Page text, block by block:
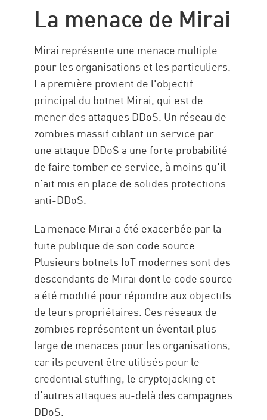
La menace de Mirai
Mirai représente une menace multiple
pour les organisations et les particuliers.
La première provient de l'objectif
principal du botnet Mirai, qui est de
mener des attaques DDoS. Un réseau de
zombies massif ciblant un service par
une attaque DDoS a une forte probabilité
de faire tomber ce service, à moins qu'il
n'ait mis en place de solides protections
anti-DDoS.
La menace Mirai a été exacerbée par la
fuite publique de son code source.
Plusieurs botnets IoT modernes sont des
descendants de Mirai dont le code source
a été modifié pour répondre aux objectifs
de leurs propriétaires. Ces réseaux de
zombies représentent un éventail plus
large de menaces pour les organisations,
car ils peuvent être utilisés pour le
credential stuffing, le cryptojacking et
d'autres attaques au-delà des campagnes
DDoS.